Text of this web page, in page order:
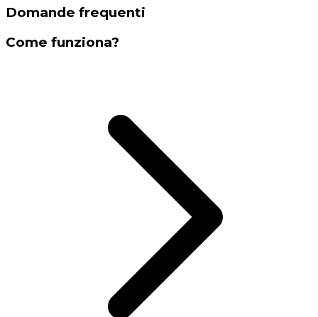
Domande frequenti
Come funziona?